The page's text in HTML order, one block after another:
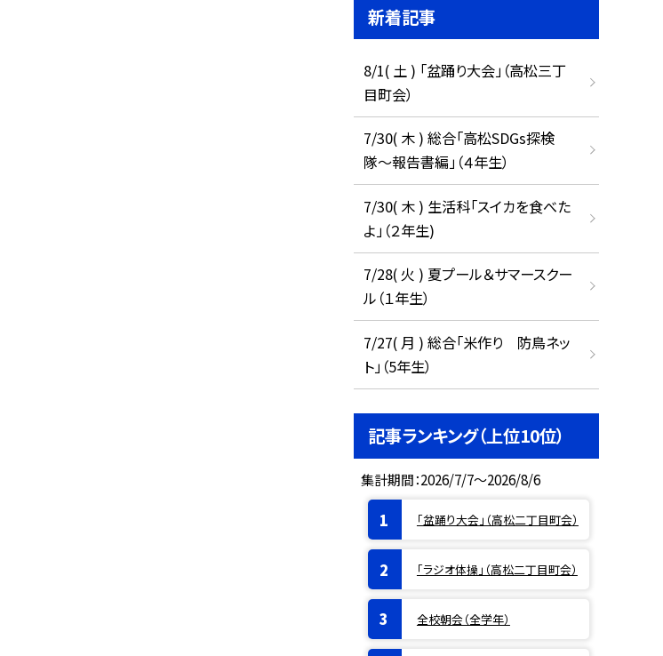
新着記事
8/1( 土 ) 「盆踊り大会」（高松三丁
目町会）
7/30( 木 ) 総合「高松SDGs探検
隊〜報告書編」（４年生）
7/30( 木 ) 生活科「スイカを食べた
よ」（２年生)
7/28( 火 ) 夏プール＆サマースクー
ル（１年生）
7/27( 月 ) 総合「米作り 防鳥ネッ
ト」（5年生）
記事ランキング（上位10位）
集計期間：2026/7/7～2026/8/6
「盆踊り大会」（高松二丁目町会）
「ラジオ体操」（高松二丁目町会）
全校朝会（全学年）